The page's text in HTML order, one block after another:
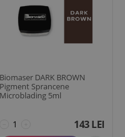
Biomaser DARK BROWN
Pigment Sprancene
Microblading 5ml
143LEI